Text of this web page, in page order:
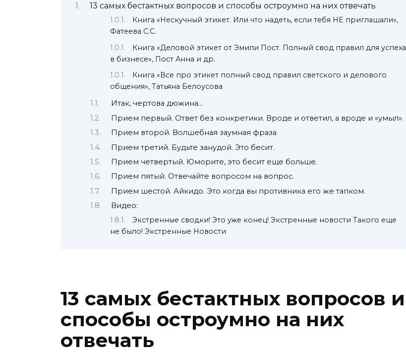
13 самых бестактных вопросов и способы остроумно на них отвечать
Книга «Нескучный этикет. Или что надеть, если тебя НЕ приглашали»,
Фатеева С.С.
Книга «Деловой этикет от Эмили Пост. Полный свод правил для успеха
в бизнесе», Пост Анна и др.
Книга «Все про этикет полный свод правил светского и делового
общения», Татьяна Белоусова
Итак, чертова дюжина…
Прием первый. Ответ без конкретики. Вроде и ответил, а вроде и «умыл».
Прием второй. Волшебная заумная фраза
Прием третий. Будьте занудой. Это бесит.
Прием четвертый. Юморите, это бесит еще больше.
Прием пятый. Отвечайте вопросом на вопрос.
Прием шестой. Айкидо. Это когда вы противника его же тапком.
Видео:
Экстренные сводки! Это уже конец! Экстренные новости Такого еще
не было! Экстренные Новости
13 самых бестактных вопросов и
способы остроумно на них
отвечать